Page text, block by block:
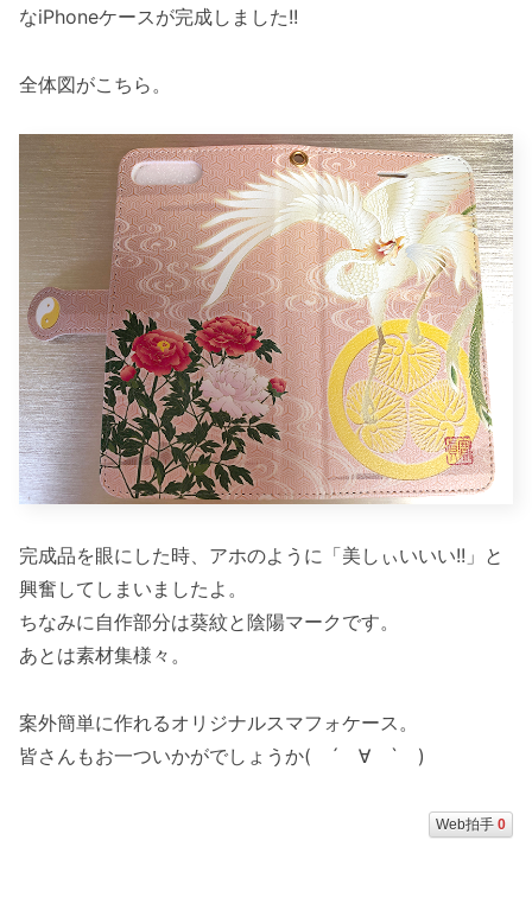
なiPhoneケースが完成しました!!
全体図がこちら。
完成品を眼にした時、アホのように「美しぃいいい!!」と
興奮してしまいましたよ。
ちなみに自作部分は葵紋と陰陽マークです。
あとは素材集様々。
案外簡単に作れるオリジナルスマフォケース。
皆さんもお一ついかがでしょうか( ´ ∀ ` )
Web拍手 0